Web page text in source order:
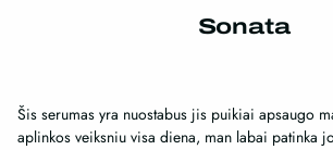
Sonata
Šis serumas yra nuostabus jis puikiai apsaugo
aplinkos veiksniu visa diena, man labai patinka